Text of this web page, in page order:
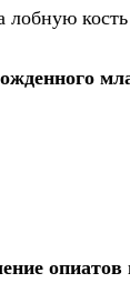
лобную кость